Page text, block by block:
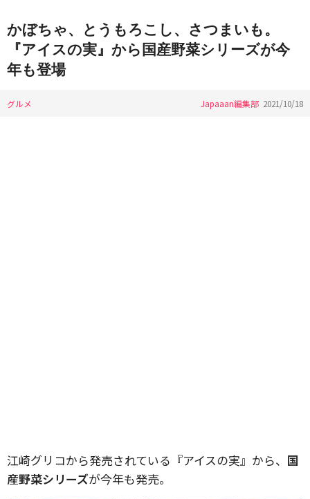
かぼちゃ、とうもろこし、さつまいも。
『アイスの実』から国産野菜シリーズが今
年も登場
グルメ Japaaan編集部 2021/10/18
江崎グリコから発売されている『アイスの実』から、 国
産野菜シリーズが今年も発売。